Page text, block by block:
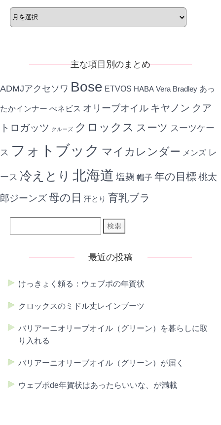
主な項目別のまとめ
ADMJアクセソワ Bose ETVOS HABA Vera Bradley あっ
たかインナー べネビス オリーブオイル キヤノン クア
トロガッツ クルーズ クロックス スーツ スーツケー
ス フォトブック マイカレンダー メンズ レ
ース 冷えとり 北海道 塩麹 帽子 年の目標 桃太
郎ジーンズ母の日 汗とり 育乳ブラ
最近の投稿
けっきょく頼る：ウェブポの年賀状
クロックスのミドル丈レインブーツ
バリアーニオリーブオイル（グリーン）を暮らしに取
り入れる
バリアーニオリーブオイル（グリーン）が届く
ウェブポde年賀状はあったらいいな、が満載